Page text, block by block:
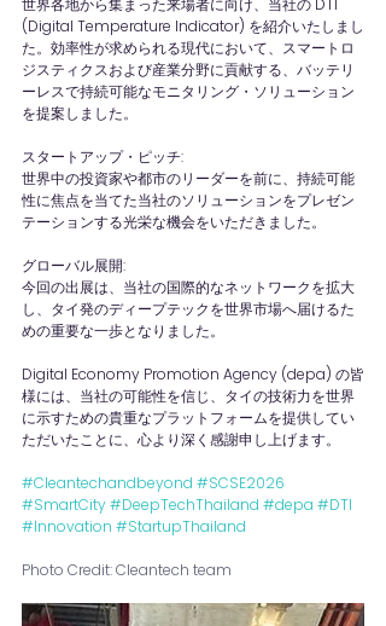
世界各地から集まった来場者に向け、当社の DTI
(Digital Temperature Indicator) を紹介いたしまし
た。効率性が求められる現代において、スマートロ
ジスティクスおよび産業分野に貢献する、バッテリ
ーレスで持続可能なモニタリング・ソリューション
を提案しました。
スタートアップ・ピッチ:
世界中の投資家や都市のリーダーを前に、持続可能
性に焦点を当てた当社のソリューションをプレゼン
テーションする光栄な機会をいただきました。
グローバル展開:
今回の出展は、当社の国際的なネットワークを拡大
し、タイ発のディープテックを世界市場へ届けるた
めの重要な一歩となりました。
Digital Economy Promotion Agency (depa) の皆
様には、当社の可能性を信じ、タイの技術力を世界
に示すための貴重なプラットフォームを提供してい
ただいたことに、心より深く感謝申し上げます。
#Cleantechandbeyond #SCSE2026
#SmartCity#DeepTechThailand #depa #DTI
#Innovation #StartupThailand
Photo Credit: Cleantech team